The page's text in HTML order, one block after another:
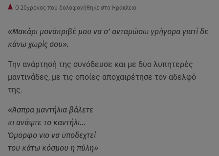
Ο 20χρονος που δολοφονήθηκε στο Ηράκλειο
«Μακάρι μονάκριβέ μου να σ’ ανταμώσω γρήγορα γιατί δε
κάνω χωρίς σου».
Την ανάρτησή της συνόδευσε και με δύο λυπητερές
μαντινάδες, με τις οποίες αποχαιρέτησε τον αδελφό
της.
«Άσπρα μαντήλια βάλετε
κι ανάψτε το καντήλι…
Όμορφο νιο να υποδεχτεί
του κάτω κόσμου η πύλη»